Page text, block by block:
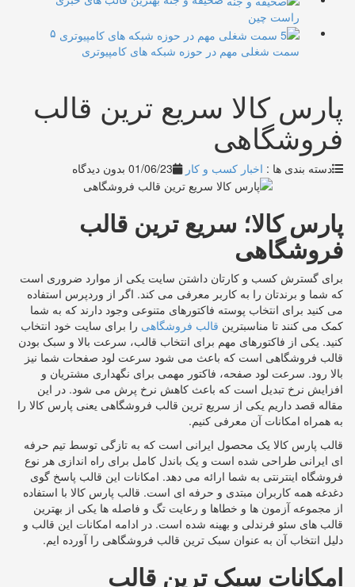
راست چین
۵
سمت شغلی مهم در حوزه شبکه های کامپیوتری
پارس کالا سریع ترین قالب
فروشگاهی
دسته بندی ها : اخبار کسب و کار 01/06/23 بدون دیدگاه
پارس کالا؛ سریع ترین قالب
فروشگاهی
برای گسترش کسب و کارتان داشتن سایت یکی از موارد ضروری است
که شما و برندتان را به کاربر معرفی می کند. اگر از وردپرس استفاده
می کنید برای انتخاب پوسته فاکتورهای متنوعی وجود دارند که به شما
کمک می کنند تا مناسبترین قالب فروشگاهی را برای سایت خود انتخاب
کنید. یکی از فاکتورهای مهم برای انتخاب قالب، سرعت بالا و سبک بودن
قالب فروشگاهی است که باعث می شود سرعت لود صفحات شما نیز
بالا رود. سرعت لود صفحه، فاکتور مهمی برای نگهداری مشتریان و
افزایش نرخ تبدیل است که باعث کاهش نرخ پرش می شود. در این
مقاله قصد داریم یکی از سریع ترین قالب فروشگاهی یعنی پارس کالا را
به همراه امکانات آن معرفی کنیم.
قالب پارس کالا یک محصول ایرانی است که به تازگی توسط تیم حرفه
ای ایرانی طراحی شده است و یک باندل کامل برای راه اندازی هر نوع
فروشگاه اینترنتی به شما ارائه می دهد. امکانات این قالب پاسخ گوی
دغدغه همه کاربران مبتدی و حرفه ای است. قالب پارس کالا با استفاده
از مجموعه آزمون ها و خطاها و رعایت تگ و فاصله ها یکی از بهترین
قالب های سئو فرندلی و بهینه شده است. در ادامه امکانات این قالب و
دلیل انتخاب آن به عنوان سبک ترین قالب فروشگاهی را آورده ایم.
امکانات سبک ترین قالب